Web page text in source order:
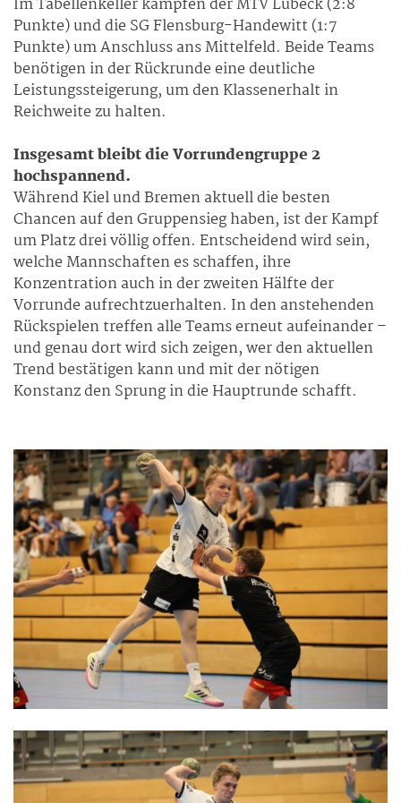
Im Tabellenkeller kämpfen der MTV Lübeck (2:8
Punkte) und die SG Flensburg-Handewitt (1:7
Punkte) um Anschluss ans Mittelfeld. Beide Teams
benötigen in der Rückrunde eine deutliche
Leistungssteigerung, um den Klassenerhalt in
Reichweite zu halten.
Insgesamt bleibt die Vorrundengruppe 2
hochspannend.
Während Kiel und Bremen aktuell die besten
Chancen auf den Gruppensieg haben, ist der Kampf
um Platz drei völlig offen. Entscheidend wird sein,
welche Mannschaften es schaffen, ihre
Konzentration auch in der zweiten Hälfte der
Vorrunde aufrechtzuerhalten. In den anstehenden
Rückspielen treffen alle Teams erneut aufeinander –
und genau dort wird sich zeigen, wer den aktuellen
Trend bestätigen kann und mit der nötigen
Konstanz den Sprung in die Hauptrunde schafft.